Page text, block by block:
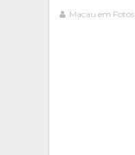
Macau em Fotos